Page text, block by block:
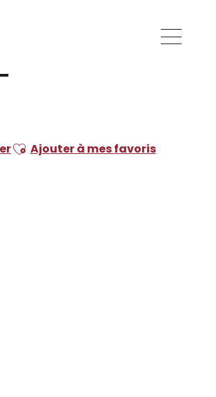
Ajouter aux favoris
Ajouter à mes favoris